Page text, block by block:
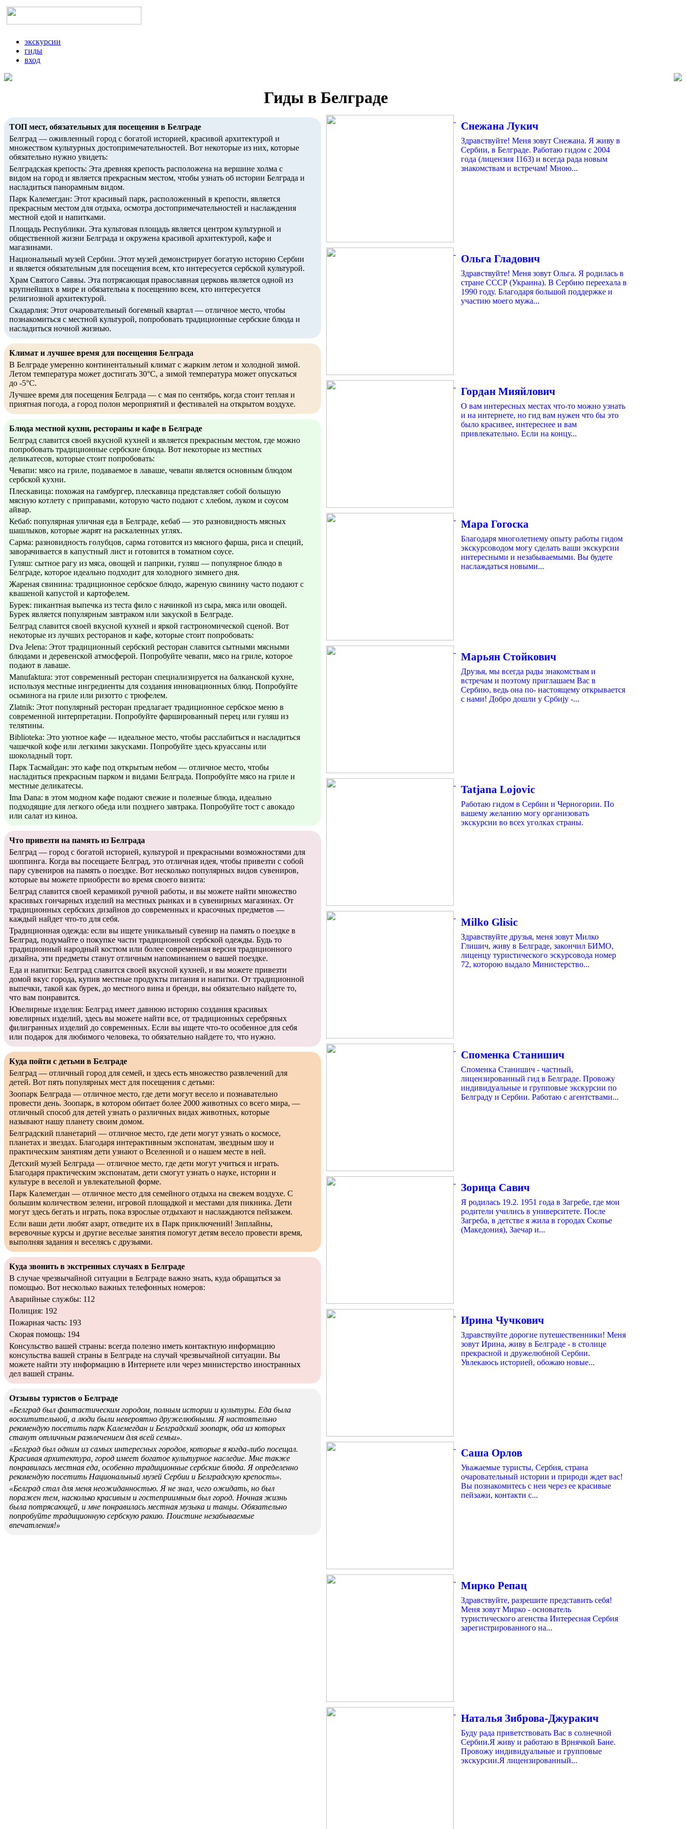
экскурсии
гиды
вход
Гиды в Белграде
ТОП мест, обязательных для посещения в Белграде
Белград — оживленный город с богатой историей, красивой архитектурой и
множеством культурных достопримечательностей. Вот некоторые из них, которые
обязательно нужно увидеть:
Белградская крепость: Эта древняя крепость расположена на вершине холма с
видом на город и является прекрасным местом, чтобы узнать об истории Белграда и
насладиться панорамным видом.
Парк Калемегдан: Этот красивый парк, расположенный в крепости, является
прекрасным местом для отдыха, осмотра достопримечательностей и наслаждения
местной едой и напитками.
Площадь Республики. Эта культовая площадь является центром культурной и
общественной жизни Белграда и окружена красивой архитектурой, кафе и
магазинами.
Национальный музей Сербии. Этот музей демонстрирует богатую историю Сербии
и является обязательным для посещения всем, кто интересуется сербской культурой.
Храм Святого Саввы. Эта потрясающая православная церковь является одной из
крупнейших в мире и обязательна к посещению всем, кто интересуется
религиозной архитектурой.
Скадарлия: Этот очаровательный богемный квартал — отличное место, чтобы
познакомиться с местной культурой, попробовать традиционные сербские блюда и
насладиться ночной жизнью.
Климат и лучшее время для посещения Белграда
В Белграде умеренно континентальный климат с жарким летом и холодной зимой.
Летом температура может достигать 30°C, а зимой температура может опускаться
до -5°C.
Лучшее время для посещения Белграда — с мая по сентябрь, когда стоит теплая и
приятная погода, а город полон мероприятий и фестивалей на открытом воздухе.
Блюда местной кухни, рестораны и кафе в Белграде
Белград славится своей вкусной кухней и является прекрасным местом, где можно
попробовать традиционные сербские блюда. Вот некоторые из местных
деликатесов, которые стоит попробовать:
Чевапи: мясо на гриле, подаваемое в лаваше, чевапи является основным блюдом
сербской кухни.
Плескавица: похожая на гамбургер, плескавица представляет собой большую
мясную котлету с приправами, которую часто подают с хлебом, луком и соусом
айвар.
Кебаб: популярная уличная еда в Белграде, кебаб — это разновидность мясных
шашлыков, которые жарят на раскаленных углях.
Сарма: разновидность голубцов, сарма готовится из мясного фарша, риса и специй,
заворачивается в капустный лист и готовится в томатном соусе.
Гуляш: сытное рагу из мяса, овощей и паприки, гуляш — популярное блюдо в
Белграде, которое идеально подходит для холодного зимнего дня.
Жареная свинина: традиционное сербское блюдо, жареную свинину часто подают с
квашеной капустой и картофелем.
Бурек: пикантная выпечка из теста фило с начинкой из сыра, мяса или овощей.
Бурек является популярным завтраком или закуской в Белграде.
Белград славится своей вкусной кухней и яркой гастрономической сценой. Вот
некоторые из лучших ресторанов и кафе, которые стоит попробовать:
Dva Jelena: Этот традиционный сербский ресторан славится сытными мясными
блюдами и деревенской атмосферой. Попробуйте чевапи, мясо на гриле, которое
подают в лаваше.
Manufaktura: этот современный ресторан специализируется на балканской кухне,
используя местные ингредиенты для создания инновационных блюд. Попробуйте
осьминога на гриле или ризотто с трюфелем.
Zlatnik: Этот популярный ресторан предлагает традиционное сербское меню в
современной интерпретации. Попробуйте фаршированный перец или гуляш из
телятины.
Biblioteka: Это уютное кафе — идеальное место, чтобы расслабиться и насладиться
чашечкой кофе или легкими закусками. Попробуйте здесь круассаны или
шоколадный торт.
Парк Тасмайдан: это кафе под открытым небом — отличное место, чтобы
насладиться прекрасным парком и видами Белграда. Попробуйте мясо на гриле и
местные деликатесы.
Ima Dana: в этом модном кафе подают свежие и полезные блюда, идеально
подходящие для легкого обеда или позднего завтрака. Попробуйте тост с авокадо
или салат из киноа.
Что привезти на память из Белграда
Белград — город с богатой историей, культурой и прекрасными возможностями для
шоппинга. Когда вы посещаете Белград, это отличная идея, чтобы привезти с собой
пару сувениров на память о поездке. Вот несколько популярных видов сувениров,
которые вы можете приобрести во время своего визита:
Белград славится своей керамикой ручной работы, и вы можете найти множество
красивых гончарных изделий на местных рынках и в сувенирных магазинах. От
традиционных сербских дизайнов до современных и красочных предметов —
каждый найдет что-то для себя.
Традиционная одежда: если вы ищете уникальный сувенир на память о поездке в
Белград, подумайте о покупке части традиционной сербской одежды. Будь то
традиционный народный костюм или более современная версия традиционного
дизайна, эти предметы станут отличным напоминанием о вашей поездке.
Еда и напитки: Белград славится своей вкусной кухней, и вы можете привезти
домой вкус города, купив местные продукты питания и напитки. От традиционной
выпечки, такой как бурек, до местного вина и бренди, вы обязательно найдете то,
что вам понравится.
Ювелирные изделия: Белград имеет давнюю историю создания красивых
ювелирных изделий, здесь вы можете найти все, от традиционных серебряных
филигранных изделий до современных. Если вы ищете что-то особенное для себя
или подарок для любимого человека, то обязательно найдете то, что нужно.
Куда пойти с детьми в Белграде
Белград — отличный город для семей, и здесь есть множество развлечений для
детей. Вот пять популярных мест для посещения с детьми:
Зоопарк Белграда — отличное место, где дети могут весело и познавательно
провести день. Зоопарк, в котором обитает более 2000 животных со всего мира, —
отличный способ для детей узнать о различных видах животных, которые
называют нашу планету своим домом.
Белградский планетарий — отличное место, где дети могут узнать о космосе,
планетах и звездах. Благодаря интерактивным экспонатам, звездным шоу и
практическим занятиям дети узнают о Вселенной и о нашем месте в ней.
Детский музей Белграда — отличное место, где дети могут учиться и играть.
Благодаря практическим экспонатам, дети смогут узнать о науке, истории и
культуре в веселой и увлекательной форме.
Парк Калемегдан — отличное место для семейного отдыха на свежем воздухе. С
большим количеством зелени, игровой площадкой и местами для пикника. Дети
могут здесь бегать и играть, пока взрослые отдыхают и наслаждаются пейзажем.
Если ваши дети любят азарт, отведите их в Парк приключений! Зиплайны,
веревочные курсы и другие веселые занятия помогут детям весело провести время,
выполняя задания и веселясь с друзьями.
Куда звонить в экстренных случаях в Белграде
В случае чрезвычайной ситуации в Белграде важно знать, куда обращаться за
помощью. Вот несколько важных телефонных номеров:
Аварийные службы: 112
Полиция: 192
Пожарная часть: 193
Скорая помощь: 194
Консульство вашей страны: всегда полезно иметь контактную информацию
консульства вашей страны в Белграде на случай чрезвычайной ситуации. Вы
можете найти эту информацию в Интернете или через министерство иностранных
дел вашей страны.
Отзывы туристов о Белграде
«Белград был фантастическим городом, полным истории и культуры. Еда была
восхитительной, а люди были невероятно дружелюбными. Я настоятельно
рекомендую посетить парк Калемегдан и Белградский зоопарк, оба из которых
станут отличным развлечением для всей семьи».
«Белград был одним из самых интересных городов, которые я когда-либо посещал.
Красивая архитектура, город имеет богатое культурное наследие. Мне также
понравилась местная еда, особенно традиционные сербские блюда. Я определенно
рекомендую посетить Национальный музей Сербии и Белградскую крепость».
«Белград стал для меня неожиданностью. Я не знал, чего ожидать, но был
поражен тем, насколько красивым и гостеприимным был город. Ночная жизнь
была потрясающей, и мне понравилась местная музыка и танцы. Обязательно
попробуйте традиционную сербскую ракию. Поистине незабываемые
впечатления!»
Снежана Лукич
Здравствуйте! Меня зовут Снежана. Я живу в
Сербии, в Белграде. Работаю гидом с 2004
года (лицензия 1163) и всегда рада новым
знакомствам и встречам! Мною...
Ольга Гладович
Здравствуйте! Меня зовут Ольга. Я родилась в
стране СССР (Украина). В Сербию переехала в
1990 году. Благодаря большой поддержке и
участию моего мужа...
Гордан Мияйлович
О вам интересных местах что-то можно узнать
и на интернете, но гид вам нужен что бы это
было красивее, интереснее и вам
привлекательно. Если на концу...
Мара Гогоска
Благодаря многолетнему опыту работы гидом
экскурсоводом могу сделать ваши экскурсии
интересными и незабываемыми. Вы будете
наслаждаться новыми...
Марьян Стойкович
Друзья, мы всегда рады знакомствам и
встречам и поэтому приглашаем Вас в
Сербию, ведь она по- настоящему открывается
с нами! Добро дошли у Србиjу -...
Tatjana Lojovic
Работаю гидом в Сербии и Черногории. По
вашему желанию могу организовать
экскурсии во всех уголках страны.
Milko Glisic
Здравствуйте друзья, меня зовут Милко
Глишич, живу в Белграде, закончил БИМО,
лиценцу туристического эскурсовода номер
72, которою выдало Министерство...
Споменка Станишич
Споменка Станишич - частный,
лицензированный гид в Белграде. Провожу
индивидуальные и групповые экскурсии по
Белграду и Сербии. Работаю с агентствами...
Зорица Савич
Я родилась 19.2. 1951 года в Загребе, где мои
родители учились в университете. После
Загреба, в детстве я жила в городах Скопье
(Македония), Заечар и...
Ирина Чучкович
Здравствуйте дорогие путешественники! Меня
зовут Ирина, живу в Белграде - в столице
прекрасной и дружелюбной Сербии.
Увлекаюсь историей, обожаю новые...
Саша Орлов
Уважаемые туристы, Сербия, страна
очаровательный истории и природи ждет вас!
Вы познакомитесь с неи через ее красивые
пейзажи, контакти с...
Мирко Репац
Здравствуйте, разрешите представить себя!
Меня зовут Мирко - основатель
туристического агенства Интересная Сербия
зарегистрированного на...
Наталья Зиброва-Джуракич
Буду рада приветствовать Вас в солнечной
Сербии.Я живу и работаю в Врнячкой Бане.
Провожу индивидуальные и групповые
экскурсии.Я лицензированный...